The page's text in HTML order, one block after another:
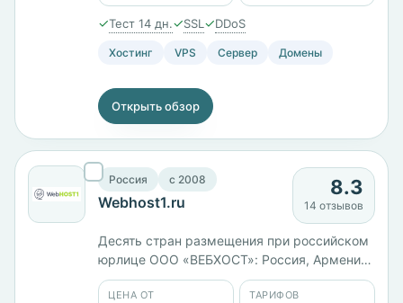
✓Тест 14 дн.✓SSL ✓DDoS
Хостинг VPS Сервер Домены
Открыть обзор
Россия c 2008
Webhost1.ru
8.3
14 отзывов
Десять стран размещения при российском
юрлице ООО «ВЕБХОСТ»: Россия, Армения,
Молдова, Турция, Израиль, Гонконг,
Германия, Франция, Нидерланды и США.
ЦЕНА ОТ ТАРИФОВ